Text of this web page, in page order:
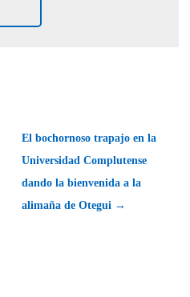
El bochornoso trapajo en la
Universidad Complutense
dando la bienvenida a la
alimaña de Otegui →